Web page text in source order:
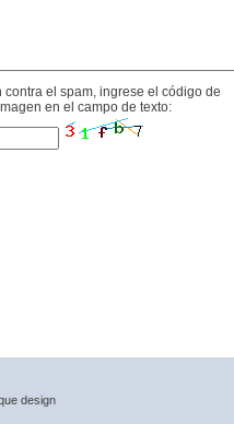
contra el spam, ingrese el código de
en el campo de texto:
design